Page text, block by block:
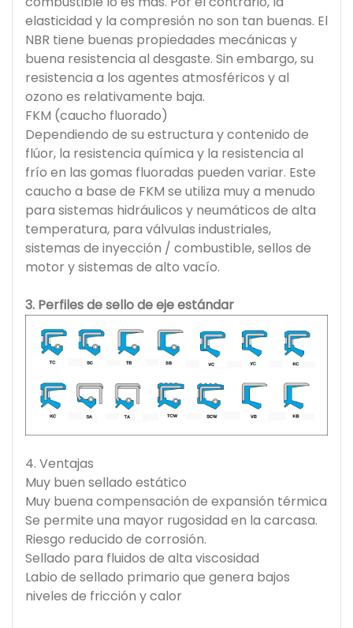
elasticidad y la compresión no son tan buenas. El
NBR tiene buenas propiedades mecánicas y
buena resistencia al desgaste. Sin embargo, su
resistencia a los agentes atmosféricos y al
ozono es relativamente baja.
FKM (caucho fluorado)
Dependiendo de su estructura y contenido de
flúor, la resistencia química y la resistencia al
frío en las gomas fluoradas pueden variar. Este
caucho a base de FKM se utiliza muy a menudo
para sistemas hidráulicos y neumáticos de alta
temperatura, para válvulas industriales,
sistemas de inyección / combustible, sellos de
motor y sistemas de alto vacío.
3. Perfiles de sello de eje estándar
4. Ventajas
Muy buen sellado estático
Muy buena compensación de expansión térmica
Se permite una mayor rugosidad en la carcasa.
Riesgo reducido de corrosión.
Sellado para fluidos de alta viscosidad
Labio de sellado primario que genera bajos
niveles de fricción y calor